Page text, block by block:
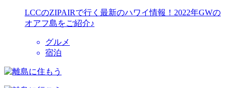
LCCのZIPAIRで行く最新のハワイ情報！2022年GWの
オアフ島をご紹介♪
グルメ
宿泊